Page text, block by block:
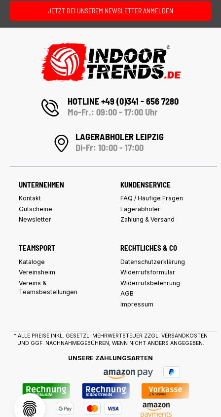
JETZT BEI UNSEREM NEWSLETTER ANMELDEN
HOTLINE +49 (0)341 - 656 7280
Mo-Fr.: 09:00 - 17:00 Uhr
LAGERABHOLER LEIPZIG
Di-Fr: 10:00 - 17:00
UNTERNEHMEN
Kontakt
Gutscheine
Newsletter
KUNDENSERVICE
FAQ / Häufige Fragen
Lagerabholer
Zahlung & Versand
TEAMSPORT
Kataloge
Vereinsheim
Vereins &
Teamsbestellungen
RECHTLICHES & CO
Datenschutzerklärung
Widerrufsformular
Widerrufsbelehrung
AGB
Impressum
* ALLE PREISE INKL. GESETZL. MEHRWERTSTEUER ZZGL. VERSANDKOSTEN
UND GGF. NACHNAHMEGEBÜHREN, WENN NICHT ANDERS ANGEGEBEN.
UNSERE ZAHLUNGSARTEN